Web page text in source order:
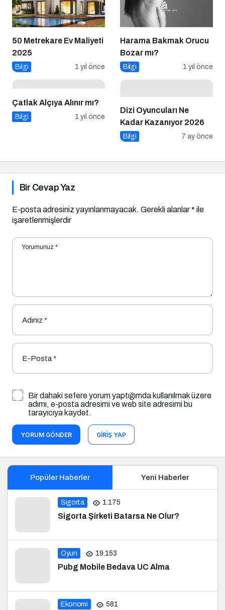
50 Metrekare Ev Maliyeti
2025
Bilgi 1 yıl önce
Harama Bakmak Orucu
Bozar mı?
Bilgi 1 yıl önce
Çatlak Alçıya Alınır mı?
Bilgi 1 yıl önce
Dizi Oyuncuları Ne
Kadar Kazanıyor 2026
Bilgi 7 ay önce
Bir Cevap Yaz
E-posta adresiniz yayınlanmayacak. Gerekli alanlar* ile
işaretlenmişlerdir
Yorumunuz *
Adınız *
E-Posta*
Bir dahaki sefere yorum yaptığımda kullanılmak üzere
adımı, e-posta adresimi ve web site adresimi bu
tarayıcıya kaydet.
YORUM GÖNDER GIRIŞ YAP
Popüler Haberler Yeni Haberler
Sigorta 1.175
Sigorta Şirketi Batarsa Ne Olur?
Oyun 19.153
Pubg Mobile Bedava UC Alma
Ekonomi 581